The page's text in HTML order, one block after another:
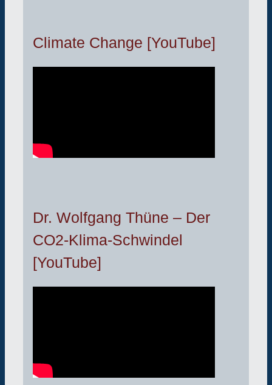
Climate Change [YouTube]
Dr. Wolfgang Thüne – Der
CO2-Klima-Schwindel
[YouTube]